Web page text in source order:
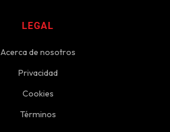
LEGAL
Acerca de nosotros
Privacidad
Cookies
Términos